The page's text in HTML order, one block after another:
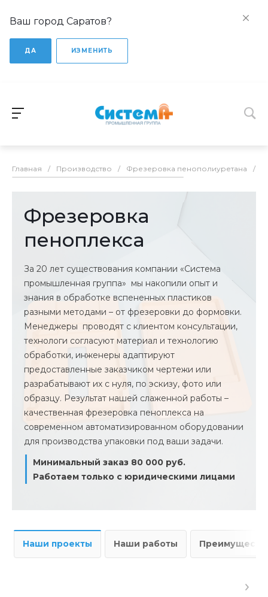
Ваш город Саратов?
ДА ИЗМЕНИТЬ
Главная / Производство / Фрезеровка пенополиуретана /
Фрезеровка
пеноплекса
За 20 лет существования компании «Система
промышленная группа» мы накопили опыт и
знания в обработке вспененных пластиков
разными методами – от фрезеровки до формовки.
Менеджеры проводят с клиентом консультации,
технологи согласуют материал и технологию
обработки, инженеры адаптируют
предоставленные заказчиком чертежи или
разрабатывают их с нуля, по эскизу, фото или
образцу. Результат нашей слаженной работы –
качественная фрезеровка пеноплекса на
современном автоматизированном оборудовании
для производства упаковки под ваши задачи.
Минимальный заказ 80 000 руб.
Работаем только с юридическими лицами
Наши проекты Наши работы